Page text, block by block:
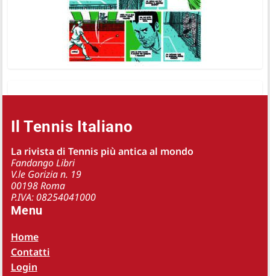
Il Tennis Italiano
La rivista di Tennis più antica al mondo
Fandango Libri
V.le Gorizia n. 19
00198 Roma
P.IVA: 08254041000
Menu
Home
Contatti
Login